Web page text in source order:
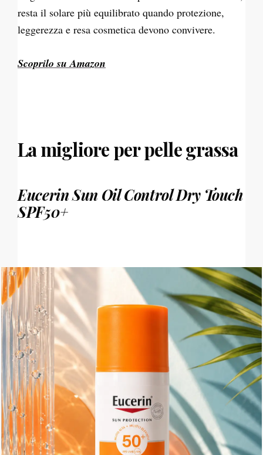
resta il solare più equilibrato quando protezione,
leggerezza e resa cosmetica devono convivere.
Scoprilo su Amazon
La migliore per pelle grassa
Eucerin Sun Oil Control Dry Touch
SPF50+